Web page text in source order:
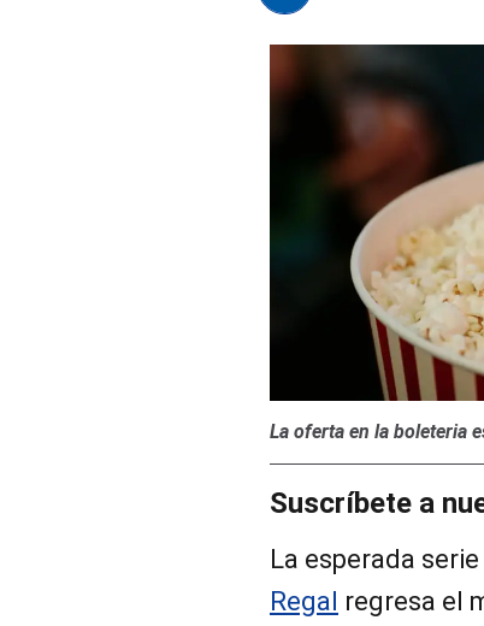
La oferta en la boleteria
Suscríbete a
La esperada serie
Regal regresa el